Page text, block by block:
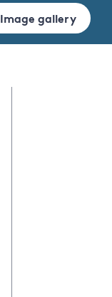
Image gallery